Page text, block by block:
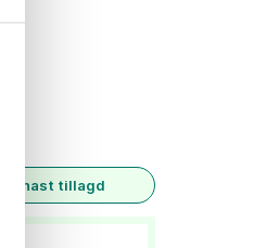
Senast tillagd